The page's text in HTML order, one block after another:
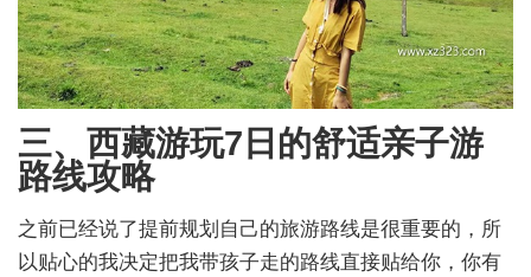
三、西藏游玩7日的舒适亲子游
路线攻略
之前已经说了提前规划自己的旅游路线是很重要的，所
以贴心的我决定把我带孩子走的路线直接贴给你，你有